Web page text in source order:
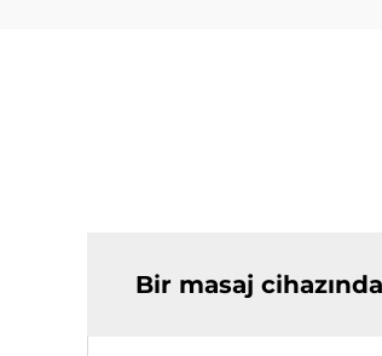
Bir masaj cihazında